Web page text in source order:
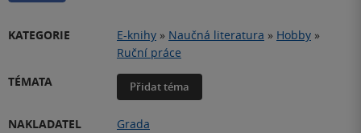
KATEGORIE E-knihy » Naučná literatura » Hobby »
Ruční práce
TÉMATA
Přidat téma
NAKLADATEL
Grada